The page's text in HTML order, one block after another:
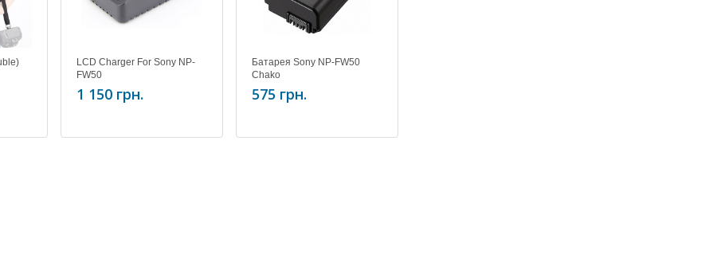
LCD Charger For Sony NP-
FW50
1 150 грн.
Батарея Sony NP-FW50
Chako
575 грн.